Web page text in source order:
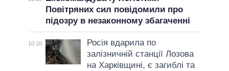
Повітряних сил повідомили про
підозру в незаконному збагаченні
10:10
Росія вдарила по
залізничній станції Лозова
на Харківщині, є загиблі та